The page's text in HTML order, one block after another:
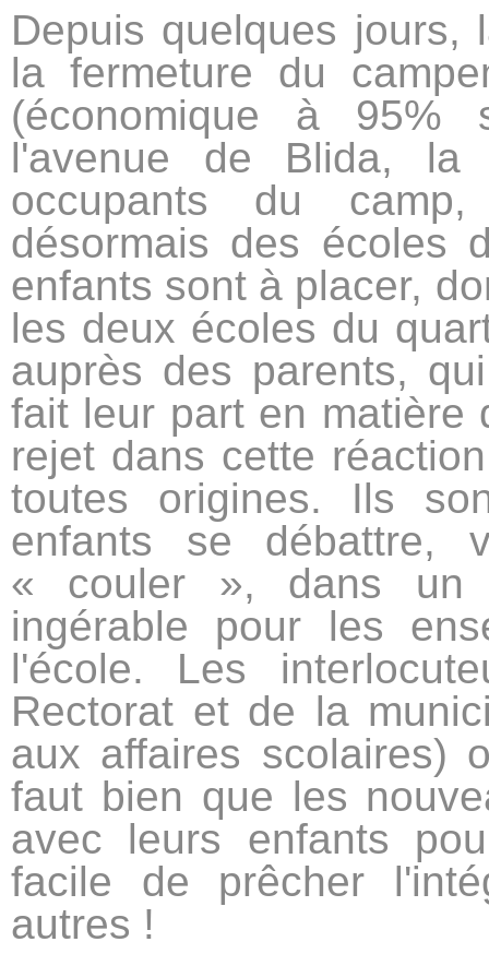
Depuis quelques jours,
la fermeture du
(économique à
l'avenue de Blida,
occupants du
désormais des écoles
enfants sont à placer,
les deux écoles du
auprès des parents,
fait leur part en matière
rejet dans cette
toutes origines. Ils
enfants se débattre,
« couler », dans un
ingérable pour les
l'école. Les
Rectorat et de la
aux affaires scolaires)
faut bien que les
avec leurs enfants
facile de prêcher
autres !